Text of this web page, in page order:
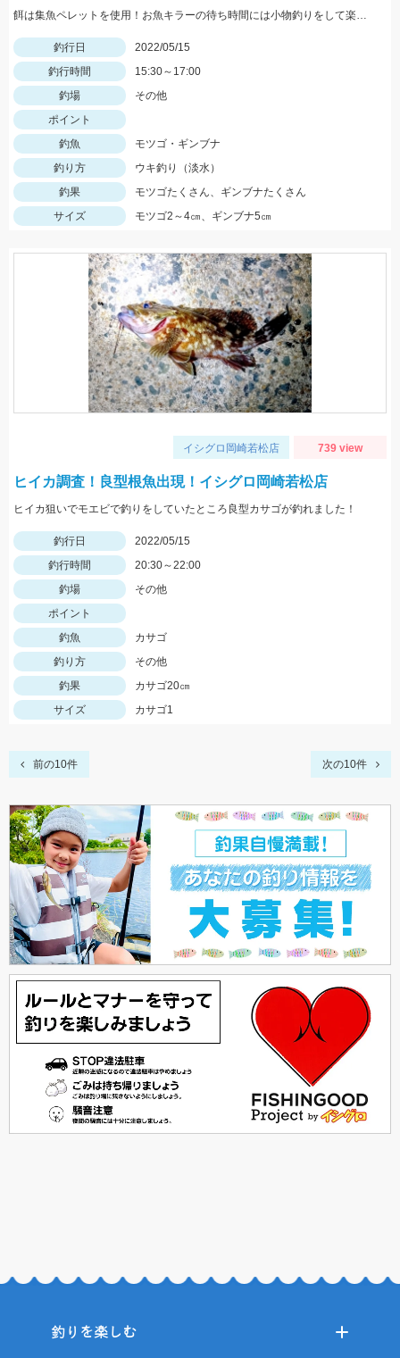
餌は集魚ペレットを使用！お魚キラーの待ち時間には小物釣りをして楽しみましょう！
釣行日
2022/05/15
釣行時間
15:30～17:00
釣場
その他
ポイント
釣魚
モツゴ・ギンブナ
釣り方
ウキ釣り（淡水）
釣果
モツゴたくさん、ギンブナたくさん
サイズ
モツゴ2～4㎝、ギンブナ5㎝
イシグロ岡崎若松店 739 view
ヒイカ調査！良型根魚出現！イシグロ岡崎若松店
ヒイカ狙いでモエビで釣りをしていたところ良型カサゴが釣れました！
釣行日
2022/05/15
釣行時間
20:30～22:00
釣場
その他
ポイント
釣魚
カサゴ
釣り方
その他
釣果
カサゴ20㎝
サイズ
カサゴ1
前の10件 次の10件
釣りを楽しむ